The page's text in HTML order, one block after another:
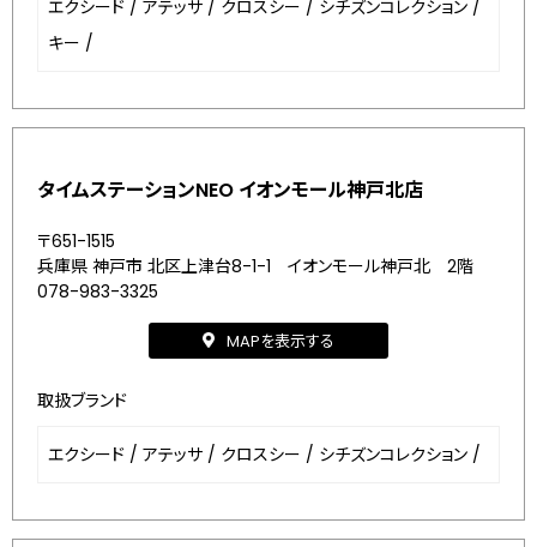
エクシード / アテッサ / クロスシー / シチズンコレクション /
キー /
タイムステーションNEO イオンモール神戸北店
〒651-1515
兵庫県 神戸市 北区上津台8-1-1 イオンモール神戸北 2階
078-983-3325
MAPを表示する
取扱ブランド
エクシード / アテッサ / クロスシー / シチズンコレクション /